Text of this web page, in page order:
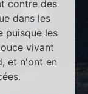
contre des
dans les
puisque les
vivant
et n'ont en